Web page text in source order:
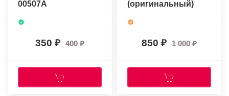
00507A
350 400
(оригинальный)
850 1 000